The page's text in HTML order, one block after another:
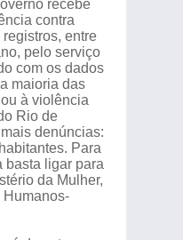
recebe
contra
entre
pelo serviço
com os dados
maioria das
à violência
Rio de
denúncias:
Para
basta ligar para
da Mulher,
Humanos-